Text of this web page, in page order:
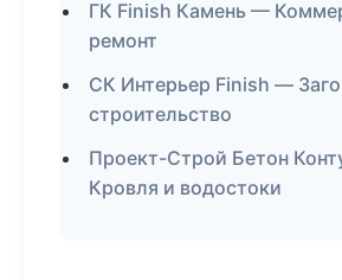
ГК Finish Камень —
ремонт
СК Интерьер Finish —
строительство
Проект-Строй Бетон
Кровля и водостоки